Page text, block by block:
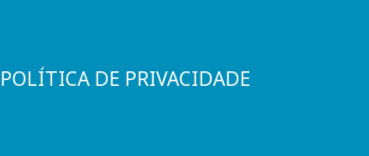
POLÍTICA DE PRIVACIDADE